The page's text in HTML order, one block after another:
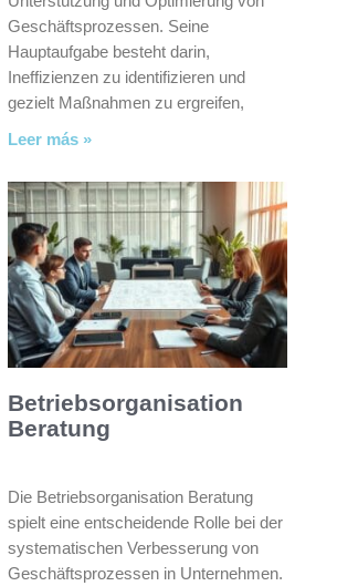
Geschäftsprozessen. Seine
Hauptaufgabe besteht darin,
Ineffizienzen zu identifizieren und
gezielt Maßnahmen zu ergreifen,
Leer más »
Betriebsorganisation
Beratung
Die Betriebsorganisation Beratung
spielt eine entscheidende Rolle bei der
systematischen Verbesserung von
Geschäftsprozessen in Unternehmen.